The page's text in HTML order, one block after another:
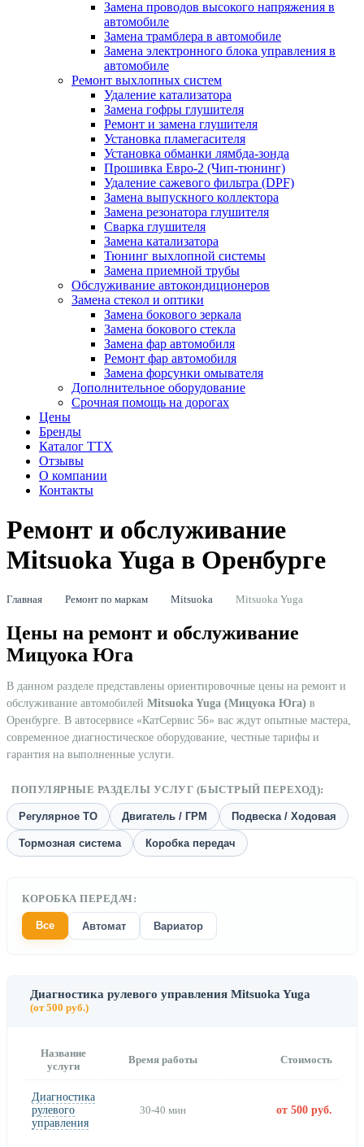
Замена проводов высокого напряжения в
автомобиле
Замена трамблера в автомобиле
Замена электронного блока управления в
автомобиле
Ремонт выхлопных систем
Удаление катализатора
Замена гофры глушителя
Ремонт и замена глушителя
Установка пламегасителя
Установка обманки лямбда-зонда
Прошивка Евро-2 (Чип-тюнинг)
Удаление сажевого фильтра (DPF)
Замена выпускного коллектора
Замена резонатора глушителя
Сварка глушителя
Замена катализатора
Тюнинг выхлопной системы
Замена приемной трубы
Обслуживание автокондиционеров
Замена стекол и оптики
Замена бокового зеркала
Замена бокового стекла
Замена фар автомобиля
Ремонт фар автомобиля
Замена форсунки омывателя
Дополнительное оборудование
Срочная помощь на дорогах
Цены
Бренды
Каталог ТТХ
Отзывы
О компании
Контакты
Ремонт и обслуживание
Mitsuoka Yuga в Оренбурге
Главная Ремонт по маркам Mitsuoka Mitsuoka Yuga
Цены на ремонт и обслуживание
Мицуока Юга
В данном разделе представлены ориентировочные цены на ремонт и
обслуживание автомобилей Mitsuoka Yuga (Мицуока Юга) в
Оренбурге. В автосервисе «КатСервис 56» вас ждут опытные мастера,
современное диагностическое оборудование, честные тарифы и
гарантия на выполненные услуги.
ПОПУЛЯРНЫЕ РАЗДЕЛЫ УСЛУГ (БЫСТРЫЙ ПЕРЕХОД):
Регулярное ТО Двигатель / ГРМ Подвеска / Ходовая
Тормозная система Коробка передач
КОРОБКА ПЕРЕДАЧ:
Все Автомат Вариатор
Диагностика рулевого управления Mitsuoka Yuga
(от 500 руб.)
Название
услуги
Время работы Стоимость
Диагностика
рулевого
управления
30-40 мин от 500 руб.